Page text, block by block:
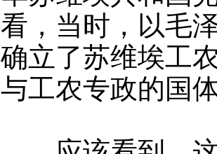
看，当时，以毛
确立了苏维埃工
与工农专政的国